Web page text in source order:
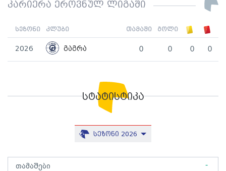
კარიერა ეროვნულ ლიგაში
სეზონი კლუბი თამაში გოლი
2026 გაგრა 0 0 0 0
სტატისტიკა
სეზონი 2026
თამაშები -